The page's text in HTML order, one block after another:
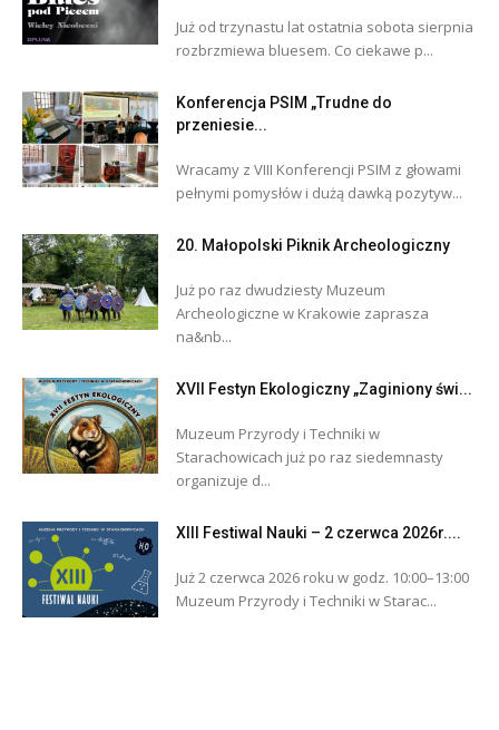
Już od trzynastu lat ostatnia sobota sierpnia
rozbrzmiewa bluesem. Co ciekawe p...
Konferencja PSIM „Trudne do
przeniesie...
Wracamy z VIII Konferencji PSIM z głowami
pełnymi pomysłów i dużą dawką pozytyw...
20. Małopolski Piknik Archeologiczny
Już po raz dwudziesty Muzeum
Archeologiczne w Krakowie zaprasza
na&nb...
XVII Festyn Ekologiczny „Zaginiony świ...
Muzeum Przyrody i Techniki w
Starachowicach już po raz siedemnasty
organizuje d...
XIII Festiwal Nauki – 2 czerwca 2026r....
Już 2 czerwca 2026 roku w godz. 10:00–13:00
Muzeum Przyrody i Techniki w Starac...